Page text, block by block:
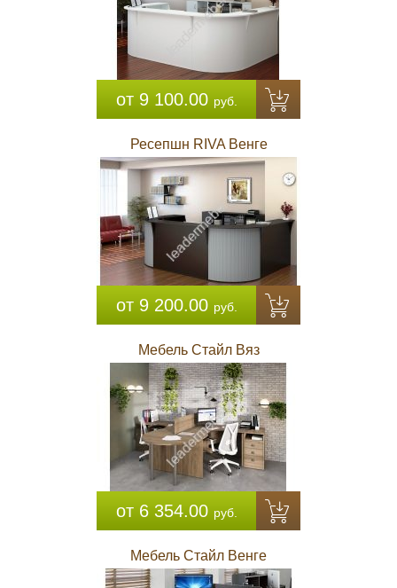
от 9 100.00 руб.
Ресепшн RIVA Венге
от 9 200.00 руб.
Мебель Стайл Вяз
от 6 354.00 руб.
Мебель Стайл Венге